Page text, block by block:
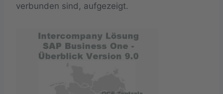
verbunden sind, aufgezeigt.